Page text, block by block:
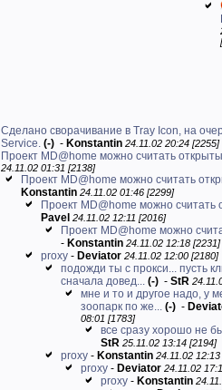
Сделано сворачивание в Tray Icon, на
Service. (-) - Konstantin 24.11.02 20:24 [2255]
Проект MD@home можно считать
24.11.02 01:31 [2138]
Проект MD@home можно считать
Konstantin 24.11.02 01:46 [2299]
Проект MD@home можно считать
Pavel 24.11.02 12:11 [2016]
Проект MD@home можно
- Konstantin 24.11.02 12:18 [2231]
proxy - Deviator 24.11.02 12:00 [2180]
подожди ты с прокси... пусть
сначала довед... (-) - StR
мне и то и другое надо, у
зоопарк по же... (-) -
08:01 [1783]
все сразу хорошо не
StR 25.11.02 13:14 [2194]
proxy - Konstantin 24.11.02
proxy - Deviator 24.11.02
proxy - Konstantin